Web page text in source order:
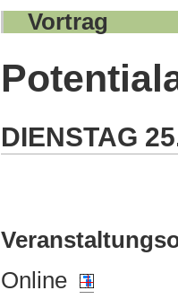
Vortrag
DIENSTAG
Online